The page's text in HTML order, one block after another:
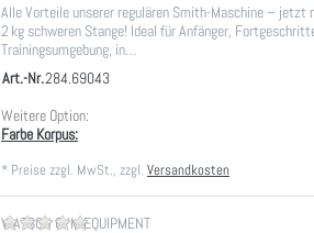
Alle Vorteile unserer regulären Smith-Maschine – jetzt
2 kg schweren Stange! Ideal für Anfänger,
Trainingsumgebung, in…
Art.-Nr.284.69043
Weitere Option:
Farbe Korpus:
* Preise zzgl. MwSt., zzgl. Versandkosten
WATSON GYM EQUIPMENTZu diesem Produkt liegen noch